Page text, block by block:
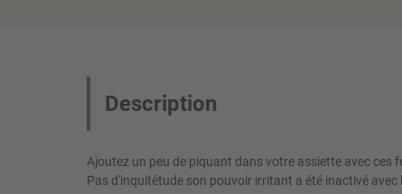
Description
Ajoutez un peu de piquant dans votre assiette avec ces
Pas d'inquitétude son pouvoir irritant a été inactivé